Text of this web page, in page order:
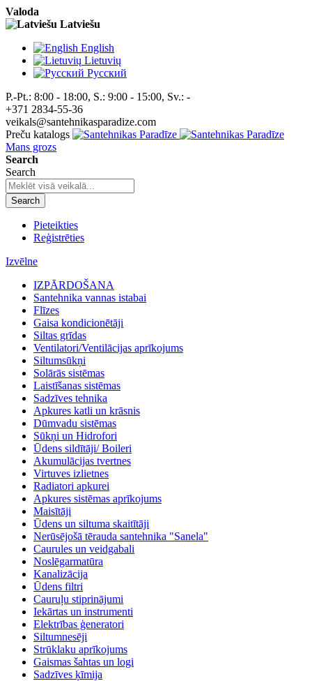
Valoda
Latviešu
English
Lietuvių
Pусский
P.-Pt.: 8:00 - 18:00, S.: 9:00 - 15:00, Sv.: -
+371 2834-55-36
veikals@santehnikasparadize.com
Preču katalogs
Mans grozs
Search
Search
Search
Pieteikties
Reģistrēties
Izvēlne
IZPĀRDOŠANA
Santehnika vannas istabai
Flīzes
Gaisa kondicionētāji
Siltas grīdas
Ventilatori/Ventilācijas aprīkojums
Siltumsūkņi
Solārās sistēmas
Laistīšanas sistēmas
Sadzīves tehnika
Apkures katli un krāsnis
Dūmvadu sistēmas
Sūkņi un Hidrofori
Ūdens sildītāji/ Boileri
Akumulācijas tvertnes
Virtuves izlietnes
Radiatori apkurei
Apkures sistēmas aprīkojums
Maisītāji
Ūdens un siltuma skaitītāji
Nerūsējošā tērauda santehnika "Sanela"
Caurules un veidgabali
Noslēgarmatūra
Kanalizācija
Ūdens filtri
Cauruļu stiprinājumi
Iekārtas un instrumenti
Elektrības ģeneratori
Siltumnesēji
Strūklaku aprīkojums
Gaismas šahtas un logi
Sadzīves ķīmija